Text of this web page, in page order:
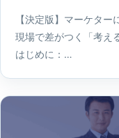
【決定版】マーケター
現場で差がつく「考え
はじめに：…